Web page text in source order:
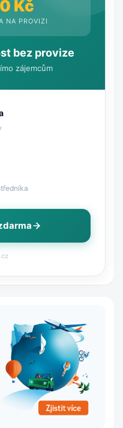
Kč
NA PROVIZI
bez provize
zájemcům